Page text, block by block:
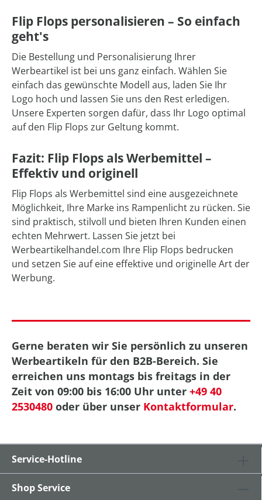
Flip Flops personalisieren – So einfach
geht's
Die Bestellung und Personalisierung Ihrer
Werbeartikel ist bei uns ganz einfach. Wählen Sie
einfach das gewünschte Modell aus, laden Sie Ihr
Logo hoch und lassen Sie uns den Rest erledigen.
Unsere Experten sorgen dafür, dass Ihr Logo optimal
auf den Flip Flops zur Geltung kommt.
Fazit: Flip Flops als Werbemittel –
Effektiv und originell
Flip Flops als Werbemittel sind eine ausgezeichnete
Möglichkeit, Ihre Marke ins Rampenlicht zu rücken. Sie
sind praktisch, stilvoll und bieten Ihren Kunden einen
echten Mehrwert. Lassen Sie jetzt bei
Werbeartikelhandel.com Ihre Flip Flops bedrucken
und setzen Sie auf eine effektive und originelle Art der
Werbung.
Gerne beraten wir Sie persönlich zu unseren
Werbeartikeln für den B2B-Bereich. Sie
erreichen uns montags bis freitags in der
Zeit von 09:00 bis 16:00 Uhr unter +49 40
2530480 oder über unser Kontaktformular.
Service-Hotline
Shop Service